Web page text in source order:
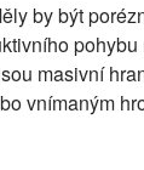
by být
masivní
vnímaným